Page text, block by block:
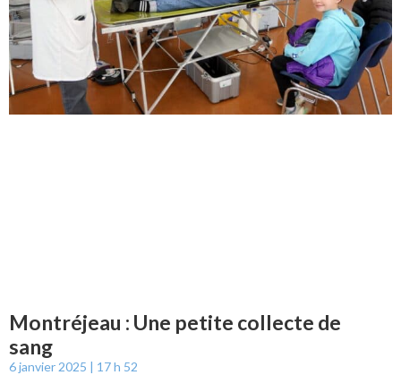
Montréjeau : Une petite collecte de
sang
6 janvier 2025 17 h 52